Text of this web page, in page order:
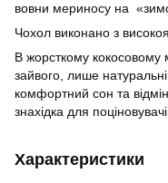
вовни мериносу на
Чохол виконано з
В жорсткому кокосовому
зайвого, лише
комфортний сон та
знахідка для
Характеристики